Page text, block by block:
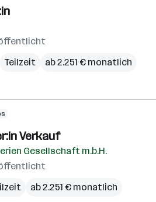
Teilzeit ab 2.251 € monatlich
Verkauf
Gesellschaft m.b.H.
ab 2.251 € monatlich